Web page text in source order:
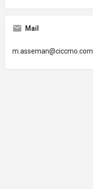
Mail
m.asseman@ciccmo.com